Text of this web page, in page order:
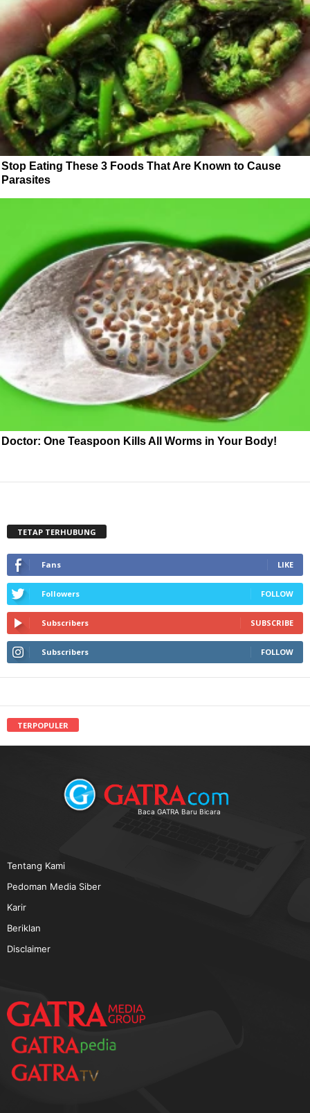
Stop Eating These 3 Foods That Are Known to Cause
Parasites
Doctor: One Teaspoon Kills All Worms in Your Body!
TETAP TERHUBUNG
Fans LIKE
Followers FOLLOW
Subscribers SUBSCRIBE
Subscribers FOLLOW
TERPOPULER